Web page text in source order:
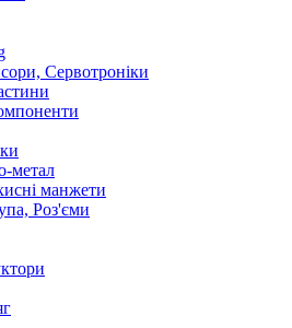
Сервотроніки
метал
манжети
Роз'єми